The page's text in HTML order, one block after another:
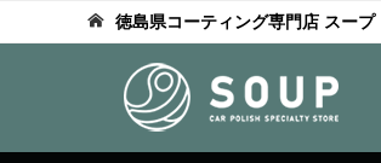
徳島県コーティング専門店 スープ